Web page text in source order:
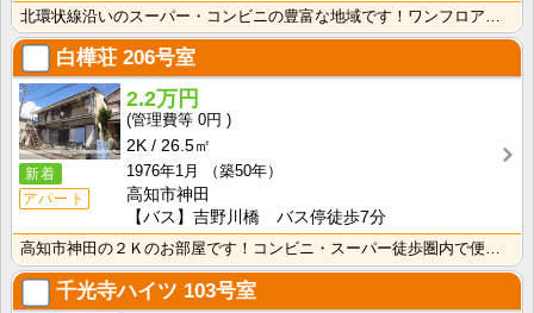
北環状線沿いのスーパー・コンビニの豊富な地域です！ワンフロアに2世帯ずつなので窓が多く、風通しの良い･･･
白樺荘 206号室
新着
アパート
2.2万円
0円
2K
26.5㎡
1976年1月
（築50年）
高知市神田
【バス】吉野川橋 バス停徒歩7分
高知市神田の２Ｋのお部屋です！コンビニ・スーパー徒歩圏内で便利です！バス・トイレ別なので、ゆったり湯･･･
千光寺ハイツ 103号室